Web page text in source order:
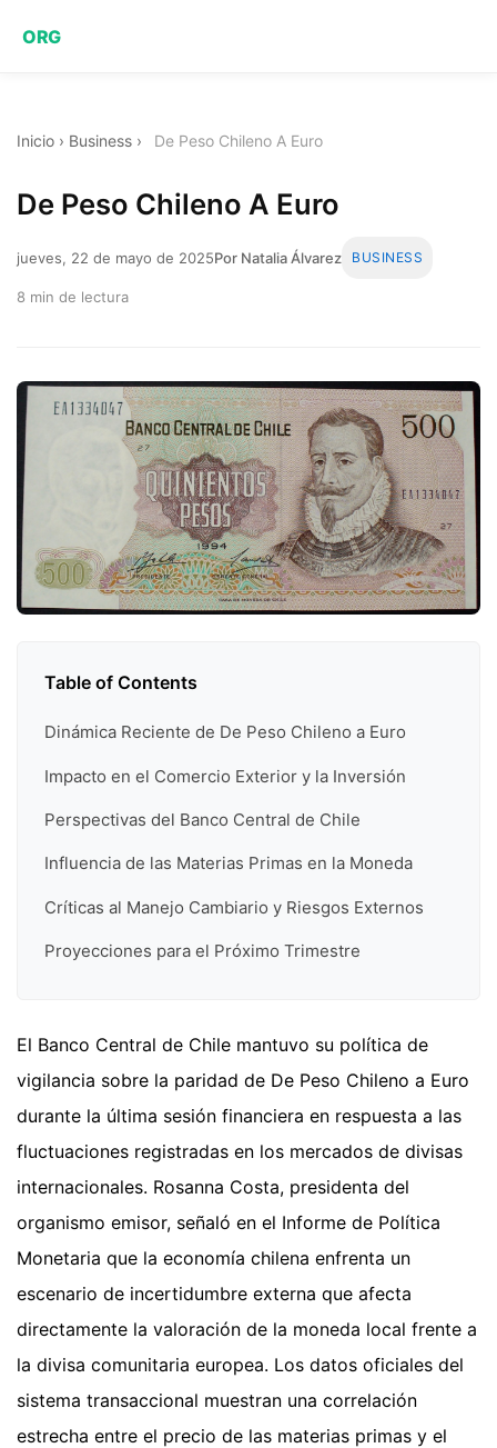
ORG
Inicio › Business › De Peso Chileno A Euro
De Peso Chileno A Euro
jueves, 22 de mayo de 2025Por Natalia Álvarez BUSINESS
8 min de lectura
Table of Contents
Dinámica Reciente de De Peso Chileno a Euro
Impacto en el Comercio Exterior y la Inversión
Perspectivas del Banco Central de Chile
Influencia de las Materias Primas en la Moneda
Críticas al Manejo Cambiario y Riesgos Externos
Proyecciones para el Próximo Trimestre
El Banco Central de Chile mantuvo su política de
vigilancia sobre la paridad de De Peso Chileno a Euro
durante la última sesión financiera en respuesta a las
fluctuaciones registradas en los mercados de divisas
internacionales. Rosanna Costa, presidenta del
organismo emisor, señaló en el Informe de Política
Monetaria que la economía chilena enfrenta un
escenario de incertidumbre externa que afecta
directamente la valoración de la moneda local frente a
la divisa comunitaria europea. Los datos oficiales del
sistema transaccional muestran una correlación
estrecha entre el precio de las materias primas y el